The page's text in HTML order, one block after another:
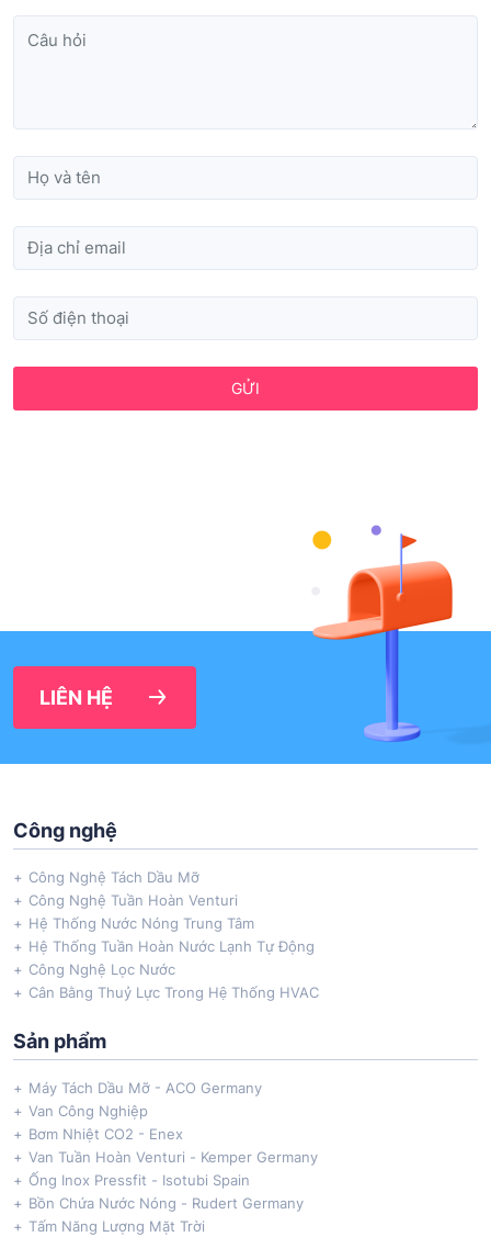
GỬI
LIÊN HỆ
Công nghệ
Công Nghệ Tách Dầu Mỡ
Công Nghệ Tuần Hoàn Venturi
Hệ Thống Nước Nóng Trung Tâm
Hệ Thống Tuần Hoàn Nước Lạnh Tự Động
Công Nghệ Lọc Nước
Cân Bằng Thuỷ Lực Trong Hệ Thống HVAC
Sản phẩm
Máy Tách Dầu Mỡ - ACO Germany
Van Công Nghiệp
Bơm Nhiệt CO2 - Enex
Van Tuần Hoàn Venturi - Kemper Germany
Ống Inox Pressfit - Isotubi Spain
Bồn Chứa Nước Nóng - Rudert Germany
Tấm Năng Lượng Mặt Trời